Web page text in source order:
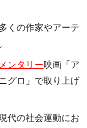
くの作家やアーテ
ンタリー映画「ア
グロ」で取り上げ
代の社会運動にお